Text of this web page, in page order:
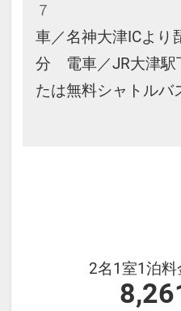
７
車／名神大津ICより
分 電車／JR大津駅
たは無料シャトルバ
2名1室1泊料